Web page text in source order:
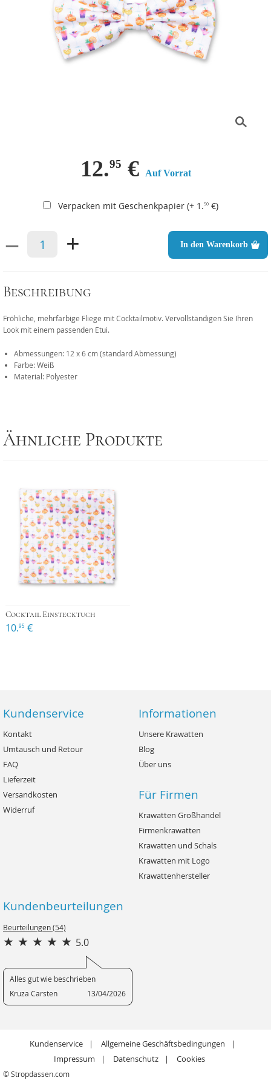
12.95 € Auf Vorrat
Verpacken mit Geschenkpapier (+ 1.50 €)
– + In den Warenkorb
Beschreibung
Fröhliche, mehrfarbige Fliege mit Cocktailmotiv. Vervollständigen Sie Ihren
Look mit einem passenden Etui.
Abmessungen: 12 x 6 cm (standard Abmessung)
Farbe: Weiß
Material: Polyester
Ähnliche Produkte
Cocktail Einstecktuch
10.95 €
Kundenservice
Kontakt
Umtausch und Retour
FAQ
Lieferzeit
Versandkosten
Widerruf
Informationen
Unsere Krawatten
Blog
Über uns
Für Firmen
Krawatten Großhandel
Firmenkrawatten
Krawatten und Schals
Krawatten mit Logo
Krawattenhersteller
Kundenbeurteilungen
Beurteilungen (54)
5.0
Alles gut wie beschrieben
Kruza Carsten
13/04/2026
Kundenservice
Allgemeine Geschäftsbedingungen
Impressum
Datenschutz Cookies
© Stropdassen.com